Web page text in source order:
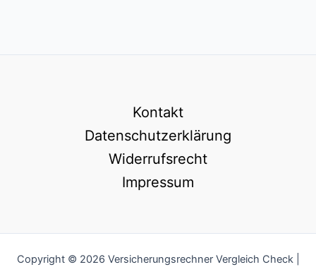
Kontakt
Datenschutzerklärung
Widerrufsrecht
Impressum
Copyright © 2026 Versicherungsrechner Vergleich Check |